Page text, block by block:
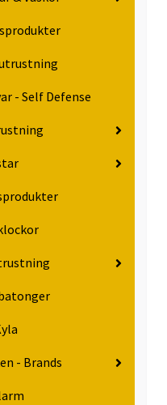
- Self Defense
- Brands